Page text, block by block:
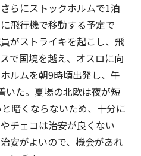
らにストックホルムで1泊
飛行機で移動する予定で
がストライキを起こし、飛
で国境を越え、オスロに向
ルムを朝9時頃出発し、午
いた。夏場の北欧は夜が短
暗くならないため、十分に
チェコは治安が良くない
安がよいので、機会があれ